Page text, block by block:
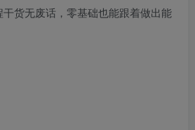
货无废话，零基础也能跟着做出能